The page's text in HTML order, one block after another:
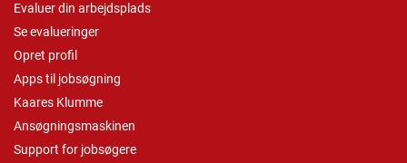
Evaluer din arbejdsplads
Se evalueringer
Opret profil
Apps til jobsøgning
Kaares Klumme
Ansøgningsmaskinen
Support for jobsøgere